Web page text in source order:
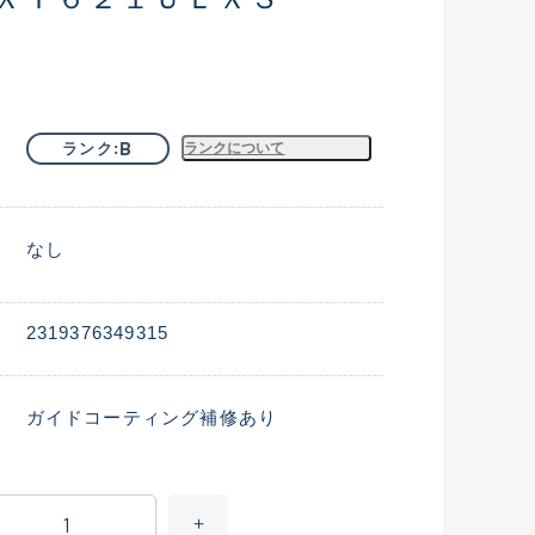
ランク B ランクについて
なし
2319376349315
ガイドコーティング補修あり